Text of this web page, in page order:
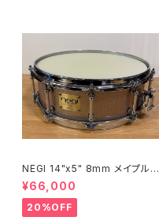
NEGI 14"x5" 8mm メイプルス
ネア SW-MU1450PI-S2HB
¥66,000
20%OFF